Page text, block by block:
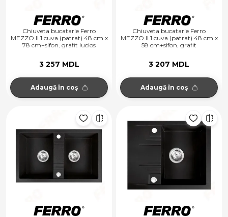
Chiuveta bucatarie Ferro
MEZZO II 1 cuva (patrat) 48 cm x
78 cm+sifon, grafit lucios
3 257 MDL
Adaugă în coș
Chiuveta bucatarie Ferro
MEZZO II 1 cuva (patrat) 48 cm x
58 cm+sifon, grafit
3 207 MDL
Adaugă în coș